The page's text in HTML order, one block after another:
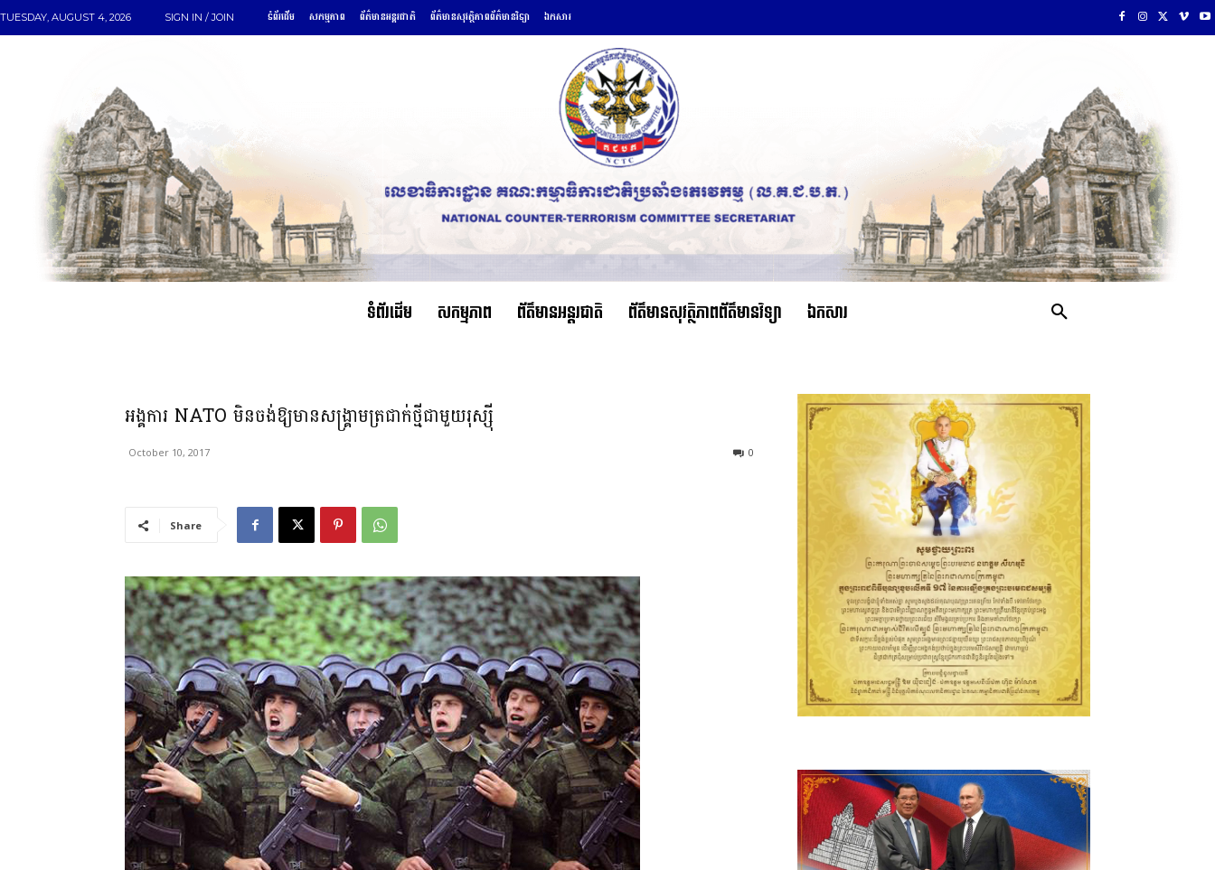
TUESDAY, AUGUST 4, 2026 SIGN IN / JOIN ទំព័រដើម សកម្មភាព ព័ត៌មានអន្តរជាតិ ព័ត៌មានសុវត្ថិភាពព័ត៌មានវិទ្យា ឯកសារ
ទំព័រដើម សកម្មភាព ព័ត៌មានអន្តរជាតិ ព័ត៌មានសុវត្ថិភាពព័ត៌មានវិទ្យា ឯកសារ
អង្គការ NATO មិនចង់ឱ្យមានសង្រ្គាមត្រជាក់ថ្មីជាមួយរុស្ស៊ី
October 10, 2017 0
Share